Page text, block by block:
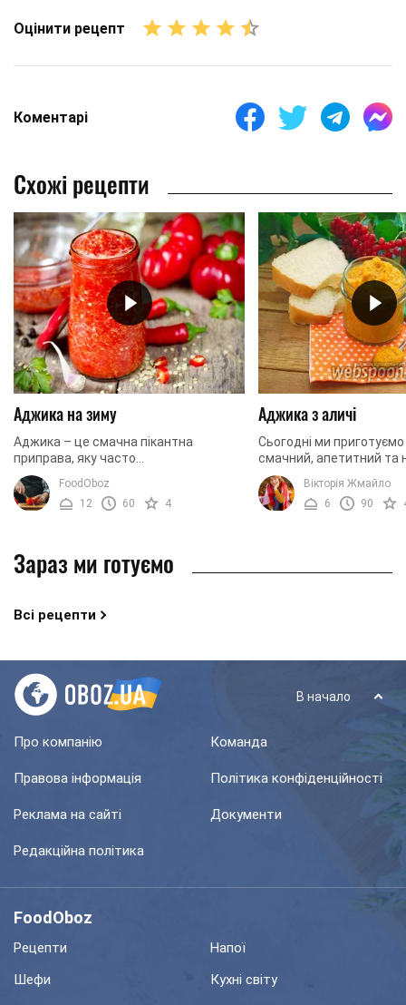
Оцінити рецепт
Коментарі
Схожі рецепти
Аджика на зиму
Аджика – це смачна пікантна
приправа, яку часто
використовували до основних страв
або до хліба. Вона достатньо пекуча,
але це надає їй особливо ...
FoodOboz
12
60 4
Аджика з аличі
Сьогодні ми
смачний, апетитний та
ароматниий соус, який
аджика. Прийнято
пастоподібний ...
Вікторія Жмайло
6
90
Зараз ми готуємо
Всі рецепти
В начало
Про компанію Команда
Правова інформація Політика конфіденційності
Реклама на сайті Документи
Редакційна політика
FoodOboz
Рецепти
Напої
Шефи
Кухні світу